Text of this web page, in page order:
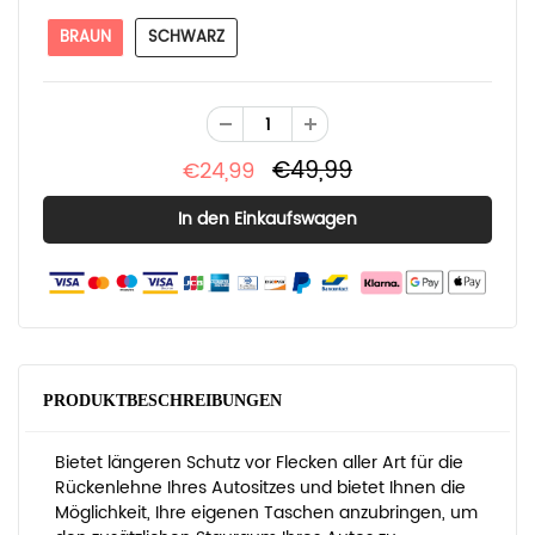
BRAUN SCHWARZ
€24,99 €49,99
PRODUKTBESCHREIBUNGEN
Bietet längeren Schutz vor Flecken aller Art für die
Rückenlehne Ihres Autositzes und bietet Ihnen die
Möglichkeit, Ihre eigenen Taschen anzubringen, um